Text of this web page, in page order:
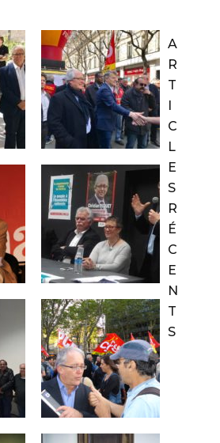
A
R
T
I
C
L
E
S
R
É
C
E
N
T
S